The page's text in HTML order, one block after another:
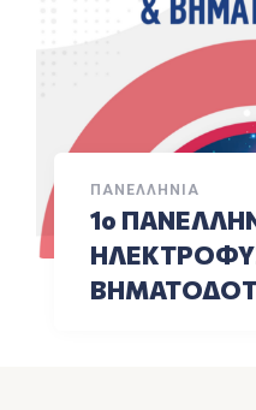
ΠΑΝΕΛΛΉΝΙΑ
1ο